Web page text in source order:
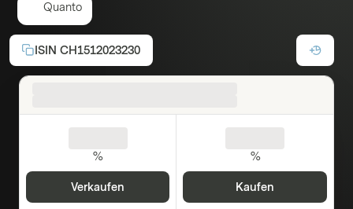
Quanto
ISIN CH1512023230
%
Verkaufen
%
Kaufen